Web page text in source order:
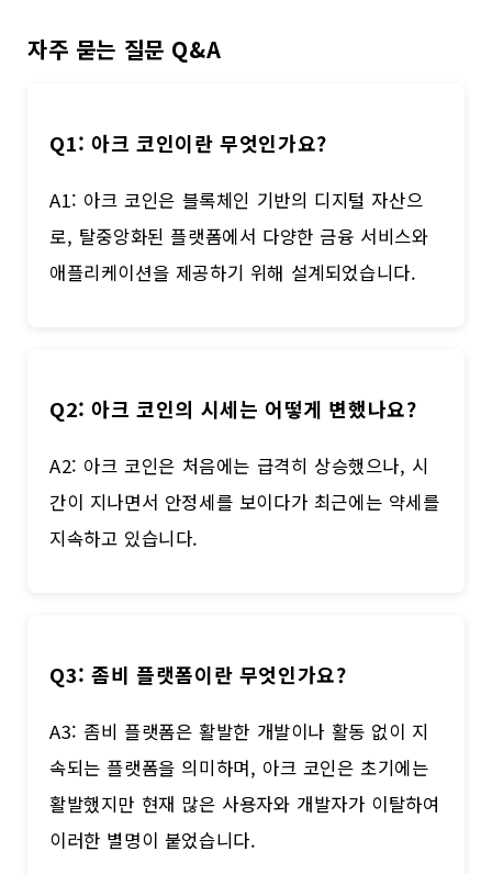
자주 묻는 질문 Q&A
Q1: 아크 코인이란 무엇인가요?
A1: 아크 코인은 블록체인 기반의 디지털 자산으
로, 탈중앙화된 플랫폼에서 다양한 금융 서비스와
애플리케이션을 제공하기 위해 설계되었습니다.
Q2: 아크 코인의 시세는 어떻게 변했나요?
A2: 아크 코인은 처음에는 급격히 상승했으나, 시
간이 지나면서 안정세를 보이다가 최근에는 약세를
지속하고 있습니다.
Q3: 좀비 플랫폼이란 무엇인가요?
A3: 좀비 플랫폼은 활발한 개발이나 활동 없이 지
속되는 플랫폼을 의미하며, 아크 코인은 초기에는
활발했지만 현재 많은 사용자와 개발자가 이탈하여
이러한 별명이 붙었습니다.